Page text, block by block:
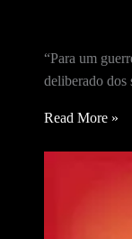
“Para um
deliberado dos
Read More »